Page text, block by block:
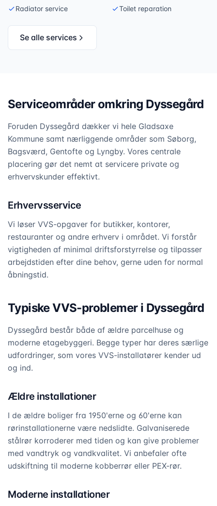
Radiator service Toilet reparation
Se alle services
Serviceområder omkring Dyssegård
Foruden Dyssegård dækker vi hele Gladsaxe
Kommune samt nærliggende områder som Søborg,
Bagsværd, Gentofte og Lyngby. Vores centrale
placering gør det nemt at servicere private og
erhvervskunder effektivt.
Erhvervsservice
Vi løser VVS-opgaver for butikker, kontorer,
restauranter og andre erhverv i området. Vi forstår
vigtigheden af minimal driftsforstyrrelse og tilpasser
arbejdstiden efter dine behov, gerne uden for normal
åbningstid.
Typiske VVS-problemer i Dyssegård
Dyssegård består både af ældre parcelhuse og
moderne etagebyggeri. Begge typer har deres særlige
udfordringer, som vores VVS-installatører kender ud
og ind.
Ældre installationer
I de ældre boliger fra 1950'erne og 60'erne kan
rørinstallationerne være nedslidte. Galvaniserede
stålrør korroderer med tiden og kan give problemer
med vandtryk og vandkvalitet. Vi anbefaler ofte
udskiftning til moderne kobberrør eller PEX-rør.
Moderne installationer